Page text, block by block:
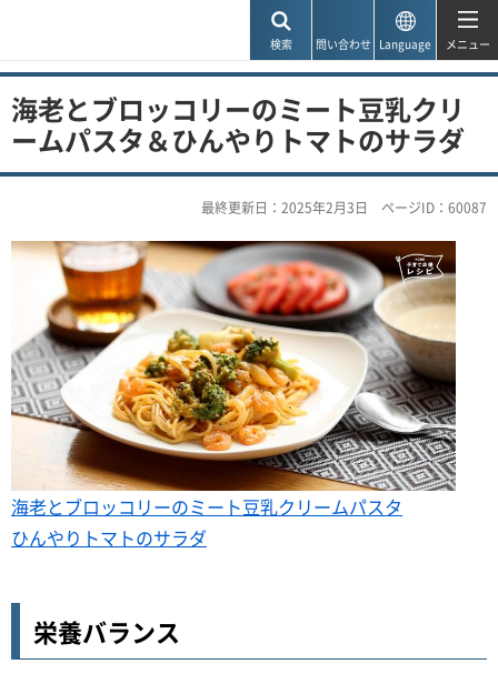
検索 問い合わせ Language メニュー
海老とブロッコリーのミート豆乳クリ
ームパスタ＆ひんやりトマトのサラダ
最終更新日：2025年2月3日 ページID：60087
海老とブロッコリーのミート豆乳クリームパスタ
ひんやりトマトのサラダ
栄養バランス